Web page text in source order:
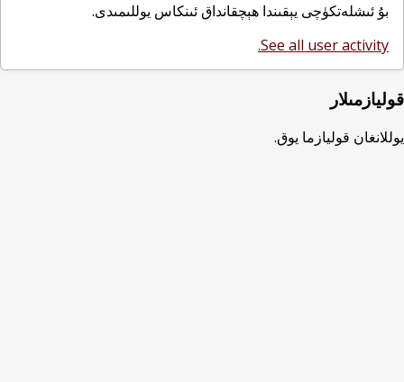
بۇ ئىشلەتكۈچى يېقىندا ھېچقانداق ئىنكاس يوللىمىدى.
See all user activity.
قوليازمىلار
يوللانغان قوليازما يوق.